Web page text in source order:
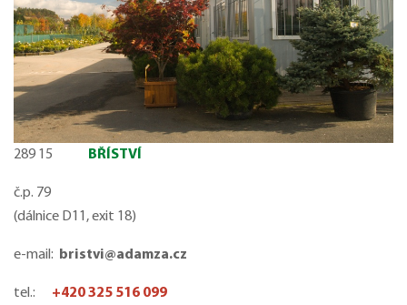
289 15 BŘÍSTVÍ
č.p. 79
(dálnice D11, exit 18)
e-mail: bristvi@adamza.cz
tel.: +420 325 516 099